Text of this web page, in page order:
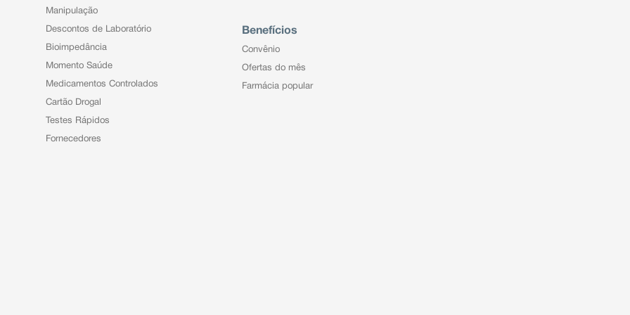
Manipulação
Descontos de Laboratório
Bioimpedância
Momento Saúde
Medicamentos Controlados
Cartão Drogal
Testes Rápidos
Fornecedores
Benefícios
Convênio
Ofertas do mês
Farmácia popular